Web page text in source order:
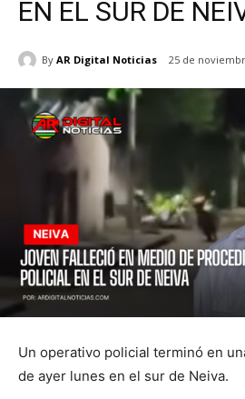
EN EL SUR DE
By AR Digital Noticias 25 de
Un operativo policial terminó en
de ayer lunes en el sur de Neiva.